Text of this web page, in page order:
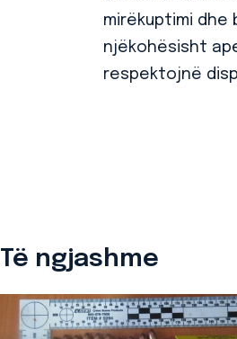
mirëkuptimi dhe
njëkohësisht
respektojnë
Të ngjashme